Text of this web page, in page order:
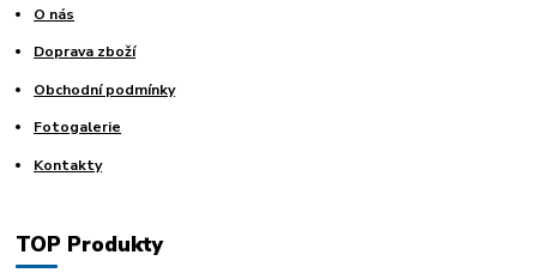
O nás
Doprava zboží
Obchodní podmínky
Fotogalerie
Kontakty
TOP Produkty